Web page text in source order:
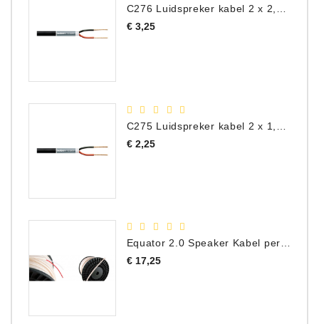
€ 3,25Prijs
€ 2,25Prijs
Equator 2.0 Speaker Kabel per meter
€ 17,25Prijs